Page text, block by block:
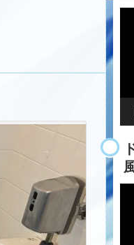
ー